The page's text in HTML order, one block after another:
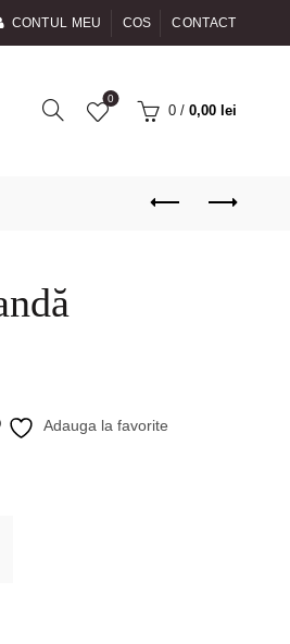
CONTUL MEU COS CONTACT
0
0 / 0,00 lei
Adauga la favorite